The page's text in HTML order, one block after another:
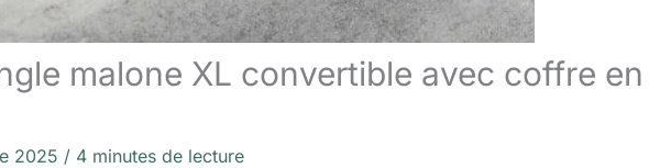
malone XL convertible avec coffre en
2025 / 4 minutes de lecture